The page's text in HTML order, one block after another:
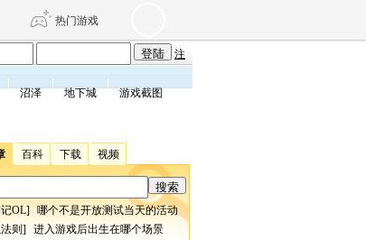
热门游戏
3旗舰版 新天龙八部
世界 仙剑世界
注
沼泽 地下城
游戏截图
百科 下载 视频
OL] 哪个不是开放测试当天的活动
则 ] 进入游戏后出生在哪个场景